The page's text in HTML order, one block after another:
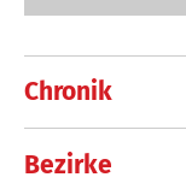
Chronik
Bezirke